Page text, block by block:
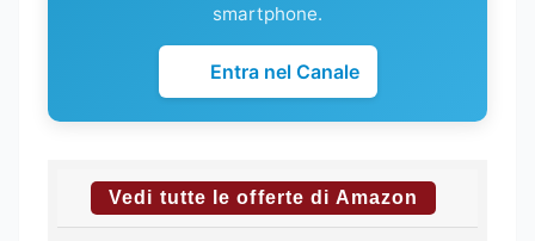
smartphone.
Entra nel Canale